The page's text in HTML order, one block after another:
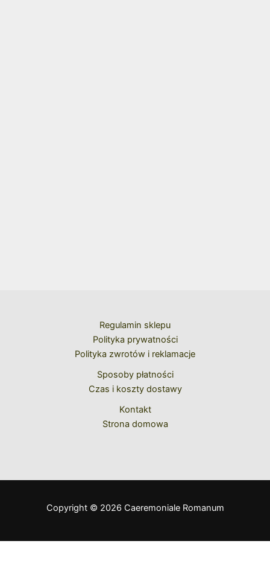
Regulamin sklepu
Polityka prywatności
Polityka zwrotów i reklamacje
Sposoby płatności
Czas i koszty dostawy
Kontakt
Strona domowa
Copyright © 2026 Caeremoniale Romanum